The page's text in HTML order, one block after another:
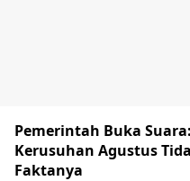
Pemerintah Buka
Kerusuhan Agustus
Faktanya